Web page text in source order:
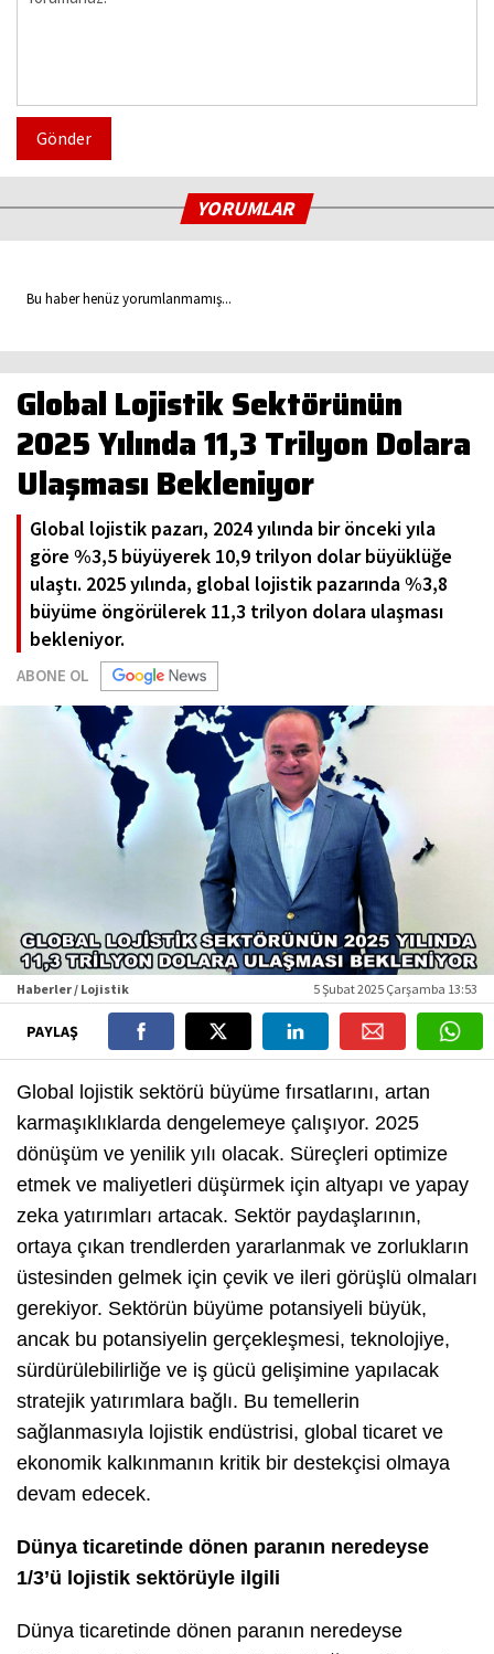
Gönder
YORUMLAR
Bu haber henüz yorumlanmamış...
Global Lojistik Sektörünün
2025 Yılında 11,3 Trilyon Dolara
Ulaşması Bekleniyor
Global lojistik pazarı, 2024 yılında bir önceki yıla
göre %3,5 büyüyerek 10,9 trilyon dolar büyüklüğe
ulaştı. 2025 yılında, global lojistik pazarında %3,8
büyüme öngörülerek 11,3 trilyon dolara ulaşması
bekleniyor.
ABONE OL
Haberler / Lojistik 5 Şubat 2025 Çarşamba 13:53
PAYLAŞ
Global lojistik sektörü büyüme fırsatlarını, artan
karmaşıklıklarda dengelemeye çalışıyor. 2025
dönüşüm ve yenilik yılı olacak. Süreçleri optimize
etmek ve maliyetleri düşürmek için altyapı ve yapay
zeka yatırımları artacak. Sektör paydaşlarının,
ortaya çıkan trendlerden yararlanmak ve zorlukların
üstesinden gelmek için çevik ve ileri görüşlü olmaları
gerekiyor. Sektörün büyüme potansiyeli büyük,
ancak bu potansiyelin gerçekleşmesi, teknolojiye,
sürdürülebilirliğe ve iş gücü gelişimine yapılacak
stratejik yatırımlara bağlı. Bu temellerin
sağlanmasıyla lojistik endüstrisi, global ticaret ve
ekonomik kalkınmanın kritik bir destekçisi olmaya
devam edecek.
Dünya ticaretinde dönen paranın neredeyse
1/3’ü lojistik sektörüyle ilgili
Dünya ticaretinde dönen paranın neredeyse